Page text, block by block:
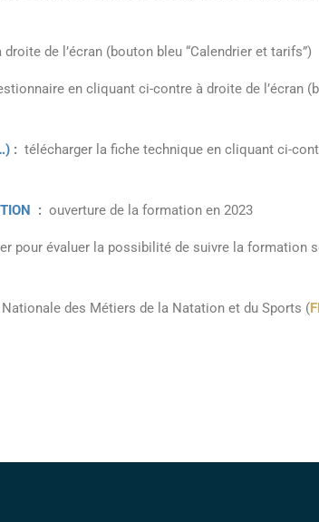
de l’écran (bouton bleu “Calendrier et tarifs”)
en cliquant ci-contre à droite de l’écran
: télécharger la fiche technique en cliquant ci-
: ouverture de la formation en 2023
pour évaluer la possibilité de suivre la formation
des Métiers de la Natation et du Sports (